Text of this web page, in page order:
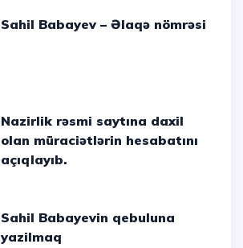
Sahil Babayev – Əlaqə nömrəsi
Nazirlik rəsmi saytına daxil
olan müraciətlərin hesabatını
açıqlayıb.
Sahil Babayevin qebuluna
yazilmaq